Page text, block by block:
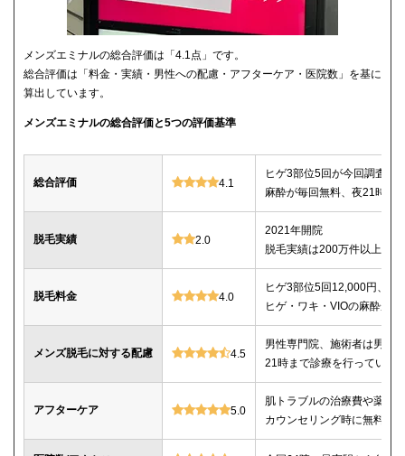
メンズエミナルの総合評価は「4.1点」です。
総合評価は「料金・実績・男性への配慮・アフターケア・医院数」を基に
算出しています。
メンズエミナルの総合評価と5つの評価基準
総合評価 4.1
ヒゲ3部位5回が今回調査し
麻酔が毎回無料、夜21時ま
脱毛実績 2.0
2021年開院
脱毛実績は200万件以上
脱毛料金 4.0
ヒゲ3部位5回12,000円、ヒ
ヒゲ・ワキ・VIOの麻酔が
メンズ脱毛に対する配慮 4.5
男性専門院、施術者は男性
21時まで診療を行っている
アフターケア 5.0
肌トラブルの治療費や薬代
カウンセリング時に無料で